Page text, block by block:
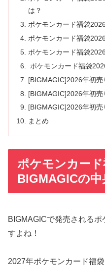
は？
ポケモンカード福袋
ポケモンカード福袋
ポケモンカード福袋
ポケモンカード福袋
[BIGMAGIC]2026年初
[BIGMAGIC]2026年初
[BIGMAGIC]2026年初
まとめ
ポケモンカー
BIGMAGICの
BIGMAGICで発売される
すよね！
2027年ポケモンカード福